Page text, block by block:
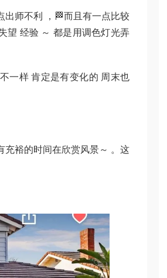
师不利 ，🏁而且有一点比较
望 经验 ～ 都是用调色灯光弄
一样 肯定是有变化的 周末也
充裕的时间在欣赏风景～ 。这